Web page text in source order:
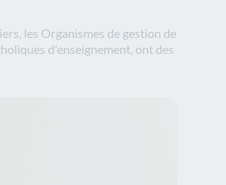
les Organismes de gestion de
d'enseignement, ont des